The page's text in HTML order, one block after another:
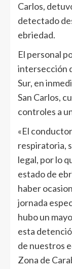
Carlos,
detectado
ebriedad.
El personal
intersección
Sur, en
San Carlos,
controles a
«El
respiratoria,
legal, por lo
estado de
haber
jornada
hubo un
esta
de nuestros
Zona de